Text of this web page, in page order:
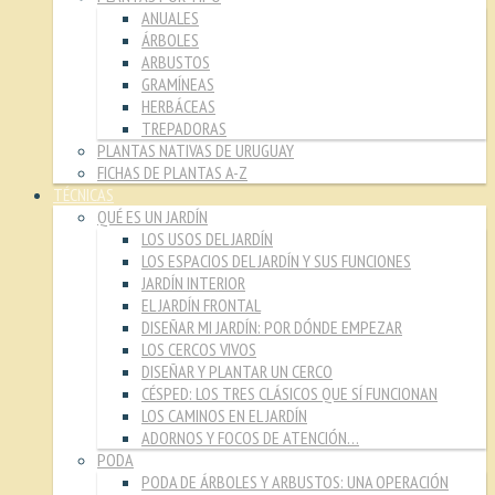
ANUALES
ÁRBOLES
ARBUSTOS
GRAMÍNEAS
HERBÁCEAS
TREPADORAS
PLANTAS NATIVAS DE URUGUAY
FICHAS DE PLANTAS A-Z
TÉCNICAS
QUÉ ES UN JARDÍN
LOS USOS DEL JARDÍN
LOS ESPACIOS DEL JARDÍN Y SUS FUNCIONES
JARDÍN INTERIOR
EL JARDÍN FRONTAL
DISEÑAR MI JARDÍN: POR DÓNDE EMPEZAR
LOS CERCOS VIVOS
DISEÑAR Y PLANTAR UN CERCO
CÉSPED: LOS TRES CLÁSICOS QUE SÍ FUNCIONAN
LOS CAMINOS EN EL JARDÍN
ADORNOS Y FOCOS DE ATENCIÓN…
PODA
PODA DE ÁRBOLES Y ARBUSTOS: UNA OPERACIÓN